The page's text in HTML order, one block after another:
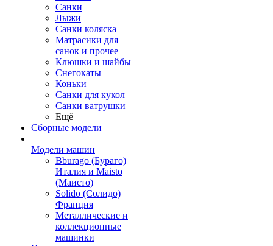
Санки
Лыжи
Санки коляска
Матрасики для
санок и прочее
Клюшки и шайбы
Снегокаты
Коньки
Санки для кукол
Санки ватрушки
Ещё
Сборные модели
Модели машин
Bburago (Бураго)
Италия и Maisto
(Маисто)
Solido (Солидо)
Франция
Металлические и
коллекционные
машинки